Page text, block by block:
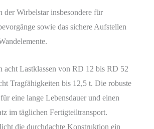
der Wirbelstar insbesondere für
sowie das sichere Aufstellen
acht Lastklassen von RD 12 bis RD 52
Tragfähigkeiten bis 12,5 t. Die robuste
eine lange Lebensdauer und einen
im täglichen Fertigteiltransport.
die durchdachte Konstruktion ein